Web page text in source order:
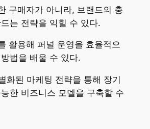
구매자가 아니라, 브랜드의 충
는 전략을 익힐 수 있다.
활용해 퍼널 운영을 효율적으
법을 배울 수 있다.
화된 마케팅 전략을 통해 장기
한 비즈니스 모델을 구축할 수